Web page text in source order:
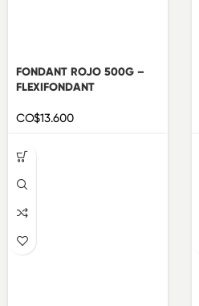
FONDANT ROJO 500G –
FLEXIFONDANT
CO$13.600